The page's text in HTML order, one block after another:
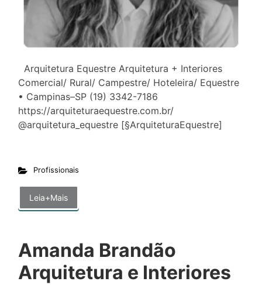
Arquitetura Equestre Arquitetura + Interiores
Comercial/ Rural/ Campestre/ Hoteleira/ Equestre
• Campinas–SP (19) 3342-7186
https://arquiteturaequestre.com.br/
@arquitetura_equestre [§ArquiteturaEquestre]
Profissionais
Leia+Mais
Amanda Brandão
Arquitetura e Interiores